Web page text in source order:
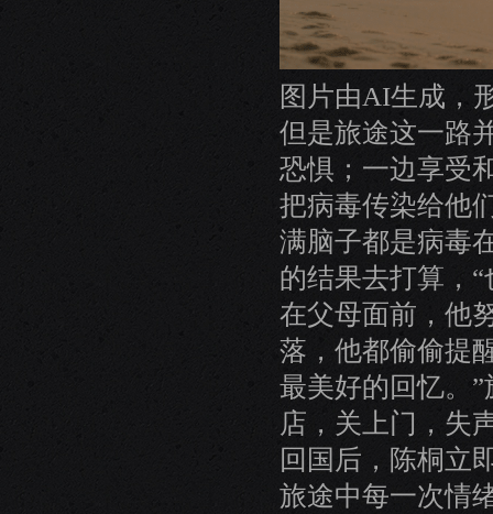
图片由AI生成，
但是旅途这一路
恐惧；一边享受
把病毒传染给他
满脑子都是病毒
的结果去打算，
在父母面前，他
落，他都偷偷提
最美好的回忆。
店，关上门，失
回国后，陈桐立
旅途中每一次情